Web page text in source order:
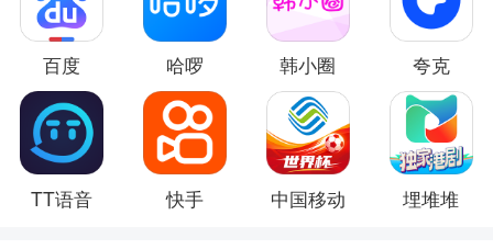
百度 哈啰 韩小圈 夸克
TT语音 快手 中国移动 埋堆堆